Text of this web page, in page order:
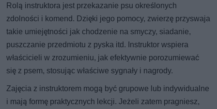
Rolą instruktora jest przekazanie psu określonych
zdolności i komend. Dzięki jego pomocy, zwierzę przyswaja
takie umiejętności jak chodzenie na smyczy, siadanie,
puszczanie przedmiotu z pyska itd. Instruktor wspiera
właścicieli w zrozumieniu, jak efektywnie porozumiewać
się z psem, stosując właściwe sygnały i nagrody.
Zajęcia z instruktorem mogą być grupowe lub indywidualne
i mają formę praktycznych lekcji. Jeżeli zatem pragniesz,